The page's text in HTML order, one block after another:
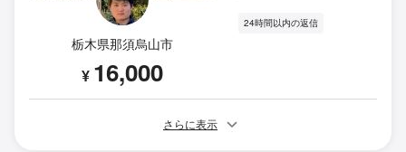
栃木県那須烏山市
¥ 16,000
24時間以内の返信
さらに表示